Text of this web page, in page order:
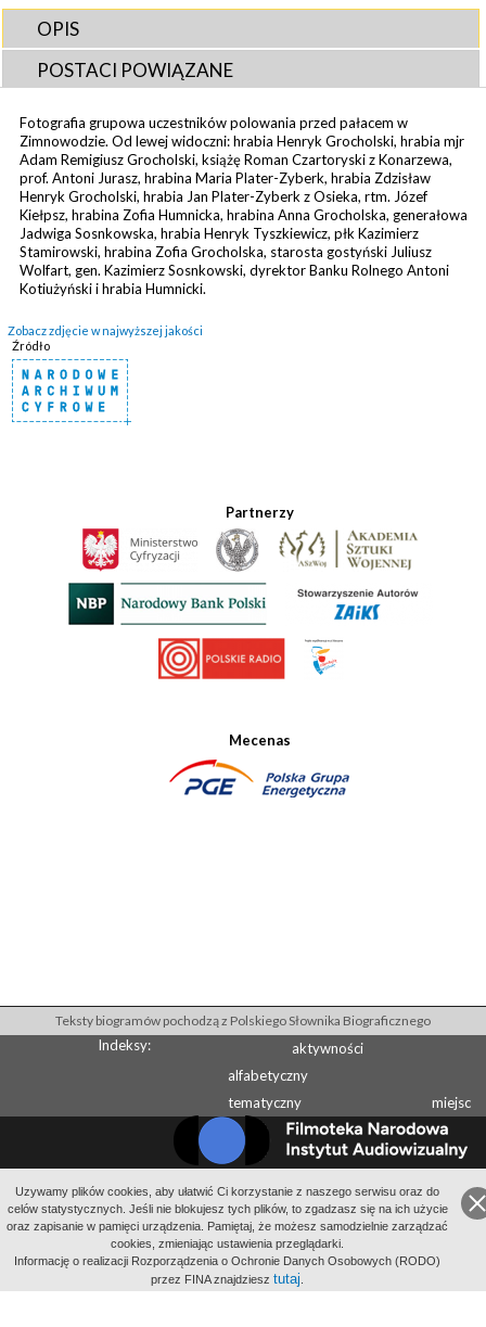
OPIS
POSTACI POWIĄZANE
Fotografia grupowa uczestników polowania przed pałacem w
Zimnowodzie. Od lewej widoczni: hrabia Henryk Grocholski, hrabia mjr
Adam Remigiusz Grocholski, książę Roman Czartoryski z Konarzewa,
prof. Antoni Jurasz, hrabina Maria Plater-Zyberk, hrabia Zdzisław
Henryk Grocholski, hrabia Jan Plater-Zyberk z Osieka, rtm. Józef
Kiełpsz, hrabina Zofia Humnicka, hrabina Anna Grocholska, generałowa
Jadwiga Sosnkowska, hrabia Henryk Tyszkiewicz, płk Kazimierz
Stamirowski, hrabina Zofia Grocholska, starosta gostyński Juliusz
Wolfart, gen. Kazimierz Sosnkowski, dyrektor Banku Rolnego Antoni
Kotiużyński i hrabia Humnicki.
Zobacz zdjęcie w najwyższej jakości
Źródło
Partnerzy
Mecenas
Uzywamy plików cookies, aby ułatwić Ci korzystanie z naszego serwisu oraz do
celów statystycznych. Jeśli nie blokujesz tych plików, to zgadzasz się na ich użycie
oraz zapisanie w pamięci urządzenia. Pamiętaj, że możesz samodzielnie zarządzać
cookies, zmieniając ustawienia przeglądarki.
Informację o realizacji Rozporządzenia o Ochronie Danych Osobowych (RODO)
przez FINA znajdziesz tutaj
Teksty biogramów pochodzą z Polskiego Słownika Biograficznego
Indeksy:
aktywności
alfabetyczny
tematyczny
miejsc
Wydawcą Polskiego Słownika Biograficznego jest Instytut Historii PAN
Wydawcą Internetowego Polskiego Słownika Biograficznego jest Filmoteka
Narodowa - Instytut Audiowizualny
All Rights Reserved 2014-2026Filmoteka Narodowa - Instytut Audiowizualny
Polityka prywatności